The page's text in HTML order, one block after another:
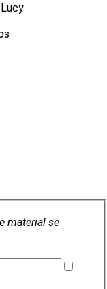
material se